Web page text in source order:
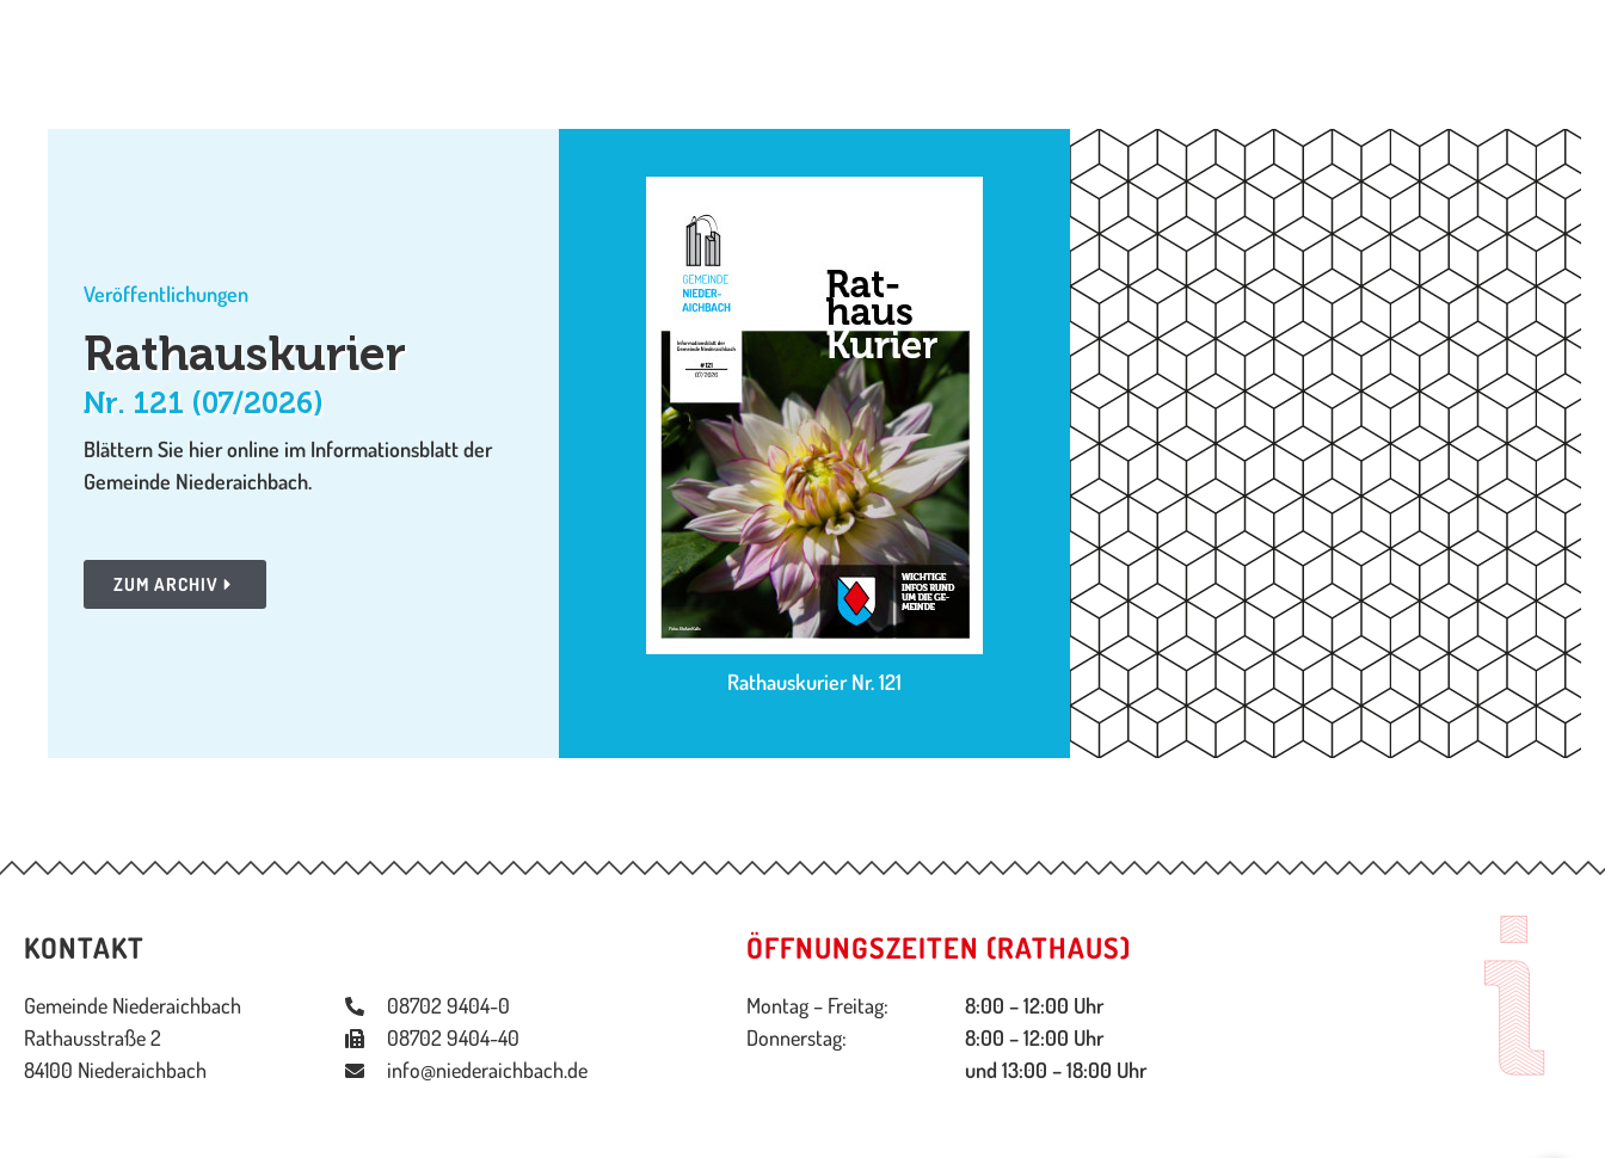
Veröffentlichungen
Rathauskurier
Nr. 121 (07/2026)
Blättern Sie hier online im Informationsblatt der
Gemeinde Niederaichbach.
ZUM ARCHIV
Rathauskurier Nr. 121
KONTAKT
Gemeinde Niederaichbach
Rathausstraße 2
84100 Niederaichbach
08702 9404-0
08702 9404-40
info@niederaichbach.de
ÖFFNUNGSZEITEN (RATHAUS)
Montag – Freitag:
8:00 – 12:00 Uhr
Donnerstag:
8:00 – 12:00 Uhr
und 13:00 – 18:00 Uhr